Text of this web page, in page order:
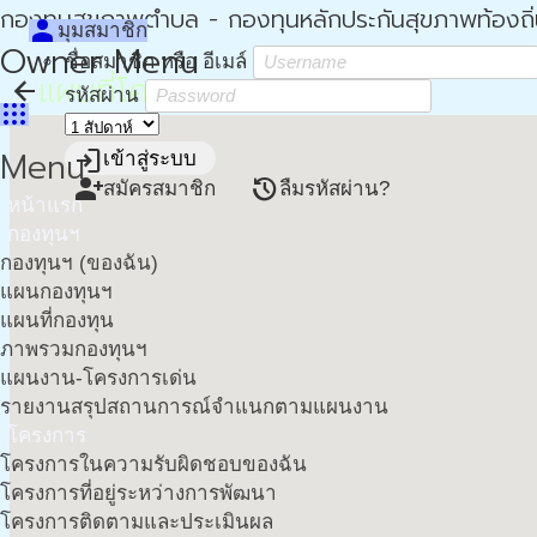
กองทุนสุขภาพตำบล - กองทุนหลักประกันสุขภาพท้อง
Owner Menu
apps
person มุมสมาชิก
ชื่อสมาชิก หรือ อีเมล์
รหัสผ่าน
loginเข้าสู่ระบบ
person_addสมัครสมาชิก restoreลืมรหัสผ่าน?
Menu
หน้าแรก
กองทุนฯ
กองทุนฯ (ของฉัน)
แผนกองทุนฯ
แผนที่กองทุน
ภาพรวมกองทุนฯ
แผนงาน-โครงการเด่น
รายงานสรุปสถานการณ์จำแนกตามแผนงาน
โครงการ
โครงการในความรับผิดชอบของฉัน
โครงการที่อยู่ระหว่างการพัฒนา
โครงการติดตามและประเมินผล
arrow_backแผนที่โครงการ